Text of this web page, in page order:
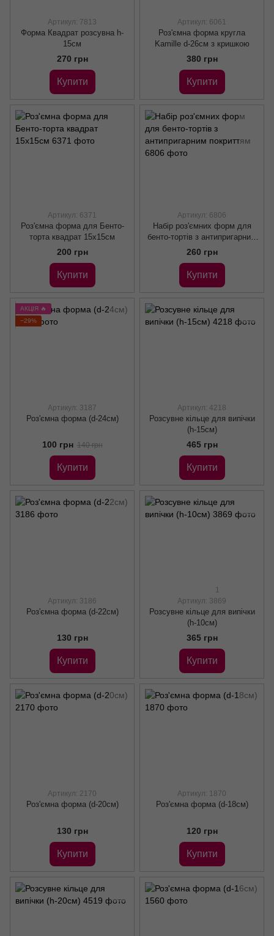
Артикул: 7813
Форма Квадрат розсувна h-
15см
270 грн
Купити
Артикул: 6061
Роз'ємна форма кругла
Kamille d-26см з кришкою
380 грн
Купити
Артикул: 6371
Роз'ємна форма для Бенто-
торта квадрат 15х15см
200 грн
Купити
Артикул: 6806
Набір роз'ємних форм для
бенто-тортів з антипригарним
покриттям
260 грн
Купити
АКЦІЯ 🔥
−29%
Артикул: 3187
Роз'ємна форма (d-24см)
100 грн 140 грн
Купити
Артикул: 4218
Розсувне кільце для випічки
(h-15см)
465 грн
Купити
Артикул: 3186
Роз'ємна форма (d-22см)
130 грн
Купити
1
Артикул: 3869
Розсувне кільце для випічки
(h-10см)
365 грн
Купити
Артикул: 2170
Роз'ємна форма (d-20см)
130 грн
Купити
Артикул: 1870
Роз'ємна форма (d-18см)
120 грн
Купити